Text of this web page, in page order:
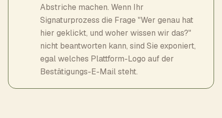
Abstriche machen. Wenn Ihr
Signaturprozess die Frage "Wer genau hat
hier geklickt, und woher wissen wir das?"
nicht beantworten kann, sind Sie exponiert,
egal welches Plattform-Logo auf der
Bestätigungs-E-Mail steht.